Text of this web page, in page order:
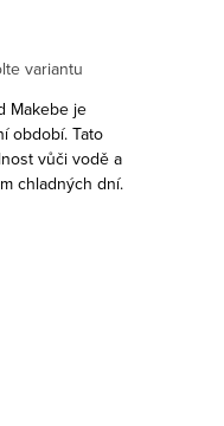
variantu
Makebe je
období. Tato
vůči vodě a
chladných dní.